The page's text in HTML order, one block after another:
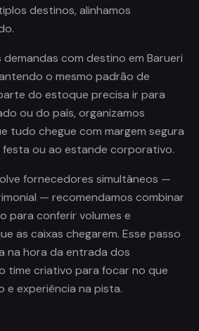
destinos, alinhamos
com destino em Barueri
o mesmo padrão de
do estoque precisa ir para
ou do país, organizamos
tudo chegue com margem segura
festa ou ao estande corporativo.
fornecedores simultâneos —
— recomendamos combinar
para conferir volumes e
as caixas chegarem. Esse passo
na hora da entrada dos
time criativo para focar no que
e experiência na pista.